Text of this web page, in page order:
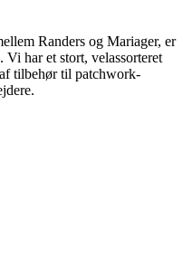
Randers og Mariager, er
har et stort, velassorteret
tilbehør til patchwork-